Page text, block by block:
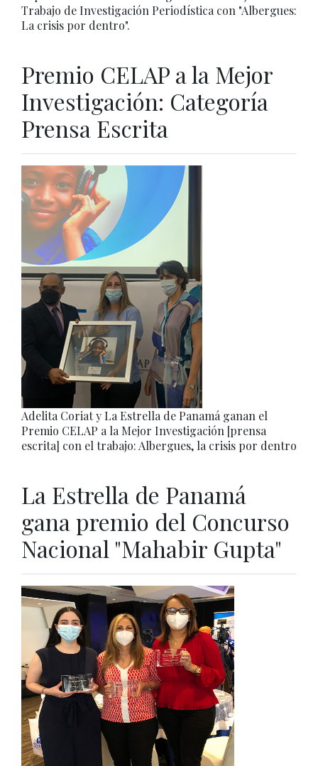
Trabajo de Investigación Periodística con "Albergues:
La crisis por dentro".
Premio CELAP a la Mejor
Investigación: Categoría
Prensa Escrita
Adelita Coriat y La Estrella de Panamá ganan el
Premio CELAP a la Mejor Investigación [prensa
escrita] con el trabajo: Albergues, la crisis por dentro
La Estrella de Panamá
gana premio del Concurso
Nacional "Mahabir Gupta"